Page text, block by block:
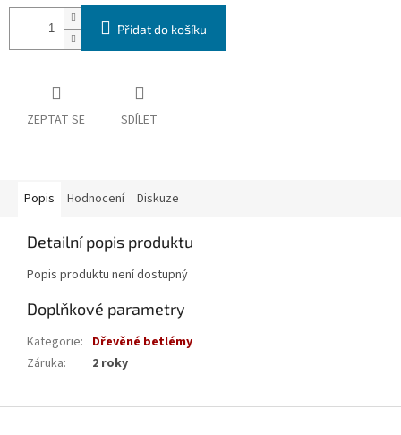
Přidat do košíku
ZEPTAT SE SDÍLET
Popis Hodnocení Diskuze
Detailní popis produktu
Popis produktu není dostupný
Doplňkové parametry
Kategorie: Dřevěné betlémy
Záruka: 2 roky